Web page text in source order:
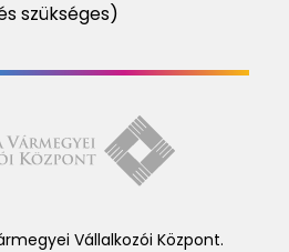
szükséges)
Vállalkozói Központ.